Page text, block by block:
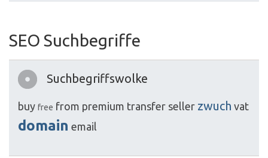
SEO Suchbegriffe
Suchbegriffswolke
buy free from premium transfer seller zwuch vat
domain email